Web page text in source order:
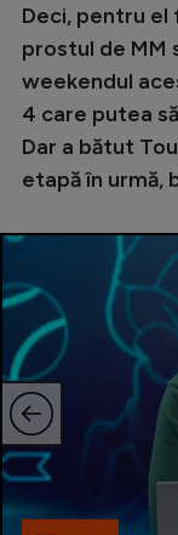
Deci, pentru el
prostul de MM
weekendul
4 care putea
Dar a bătut
etapă în urmă,